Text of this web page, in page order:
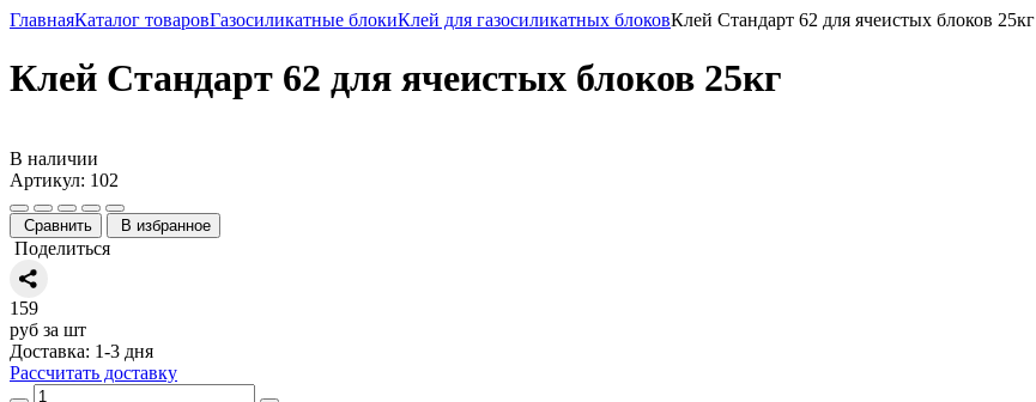
ГлавнаяКаталог товаровГазосиликатные блокиКлей для газосиликатных блоковКлей Стандарт 62 для ячеистых блоков 25кг
Клей Стандарт 62 для ячеистых блоков 25кг
В наличии
Артикул: 102
Сравнить В избранное
Поделиться
159
руб за шт
Доставка: 1-3 дня
Рассчитать доставку